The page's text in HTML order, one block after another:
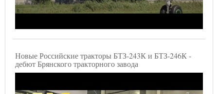
Новые Российские тракторы БТЗ-243К и БТЗ-246К -
дебют Брянского тракторного завода